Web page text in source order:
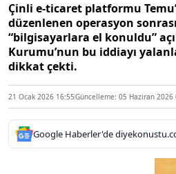
Çinli e-ticaret platformu
düzenlenen operasyon
“bilgisayarlara el konuldu”
Kurumu’nun bu iddiayı
dikkat çekti.
21 Ocak 2026 16:55Güncelleme: 05 Haziran 2026
Google Haberler'de